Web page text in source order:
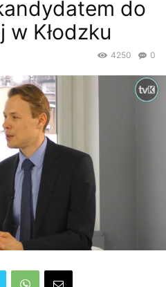
do
w Kłodzku
0
4250